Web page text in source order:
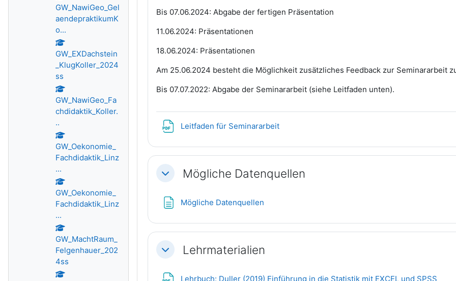
Bis 07.06.2024: Abgabe der fertigen Präsentation
11.06.2024: Präsentationen
18.06.2024: Präsentationen
Am 25.06.2024 besteht die Möglichkeit zusätzliches Feedback zur Seminararbeit
Bis 07.07.2022: Abgabe der Seminararbeit (siehe Leitfaden unten).
Leitfaden für Seminararbeit
EinklappenMögliche Datenquellen
Mögliche DatenquellenTextseite
EinklappenLehrmaterialien
Lehrbuch: Duller (2019) Einführung in die Statistik mit EXCEL und SPSS
GW_NawiGeo_Gel
aendepraktikumK
o...
GW_EXDachstein
_KlugKoller_2024
ss
GW_NawiGeo_Fa
chdidaktik_Koller.
..
GW_Oekonomie_
Fachdidaktik_Linz
...
GW_Oekonomie_
Fachdidaktik_Linz
...
GW_MachtRaum_
Felgenhauer_202
4ss